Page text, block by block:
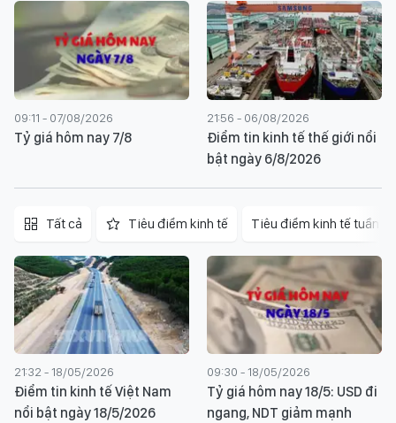
09:11 - 07/08/2026
Tỷ giá hôm nay 7/8
21:56 - 06/08/2026
Điểm tin kinh tế thế giới nổi
bật ngày 6/8/2026
Tất cả Tiêu điểm kinh tế Tiêu điểm kinh tế tuần
21:32 - 18/05/2026
Điểm tin kinh tế Việt Nam
nổi bật ngày 18/5/2026
09:30 - 18/05/2026
Tỷ giá hôm nay 18/5: USD đi
ngang, NDT giảm mạnh